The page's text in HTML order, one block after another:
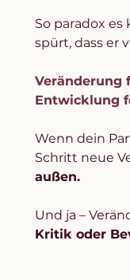
So paradox
spürt, dass er
Veränderung
Entwicklung
Wenn dein
Schritt neue
außen.
Und ja –
Kritik oder